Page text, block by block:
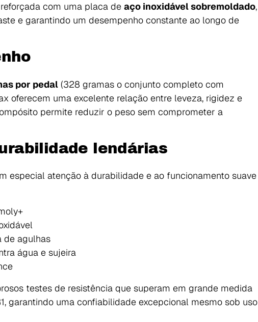
com uma placa de aço inoxidável sobremoldado,
e garantindo um desempenho constante ao longo de
por pedal (328 gramas o conjunto completo com
oferecem uma excelente relação entre leveza, rigidez e
permite reduzir o peso sem comprometer a
lendárias
especial atenção à durabilidade e ao funcionamento suave
de agulhas
água e sujeira
testes de resistência que superam em grande medida
garantindo uma confiabilidade excepcional mesmo sob uso